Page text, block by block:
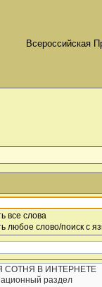
Всероссийская
все слова
любое слово/поиск с